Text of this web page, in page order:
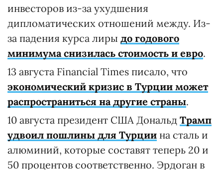
инвесторов из-за ухудшения
дипломатических отношений между. Из-
за падения курса лиры до годового
минимума снизилась стоимость и евро.
13 августа Financial Times писало, что
экономический кризис в Турции может
распространиться на другие страны.
10 августа президент США Дональд Трамп
удвоил пошлины для Турции на сталь и
алюминий, которые составят теперь 20 и
50 процентов соответственно. Эрдоган в